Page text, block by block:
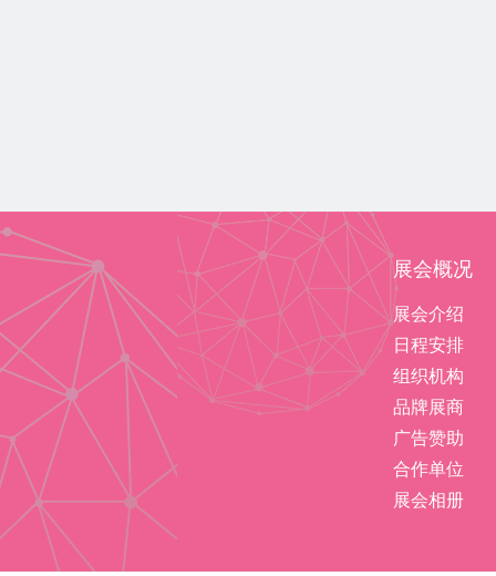
展会概况
展会介绍
日程安排
组织机构
品牌展商
广告赞助
合作单位
展会相册